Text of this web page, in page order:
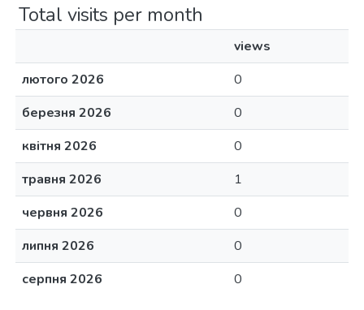
Total visits per month
views
лютого 2026
0
березня 2026
0
квітня 2026
0
травня 2026
1
червня 2026
0
липня 2026
0
серпня 2026
0